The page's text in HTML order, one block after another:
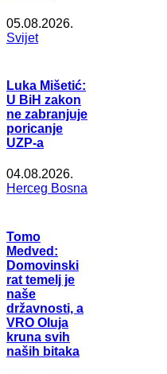
05.08.2026.
Svijet
Luka Mišetić:
U BiH zakon
ne zabranjuje
poricanje
UZP-a
04.08.2026.
Herceg Bosna
Tomo
Medved:
Domovinski
rat temelj je
naše
državnosti, a
VRO Oluja
kruna svih
naših bitaka